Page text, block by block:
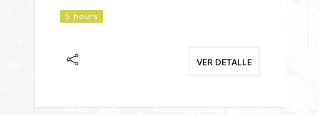
5 hours
VER DETALLE